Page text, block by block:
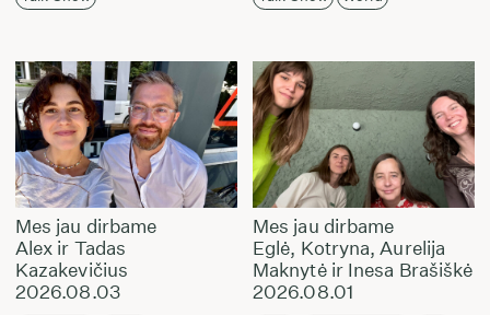
Mes jau dirbame
Alex ir Tadas
Kazakevičius
2026.08.03
Mes jau dirbame
Eglė, Kotryna, Aurelija
Maknytė ir Inesa Brašiškė
2026.08.01